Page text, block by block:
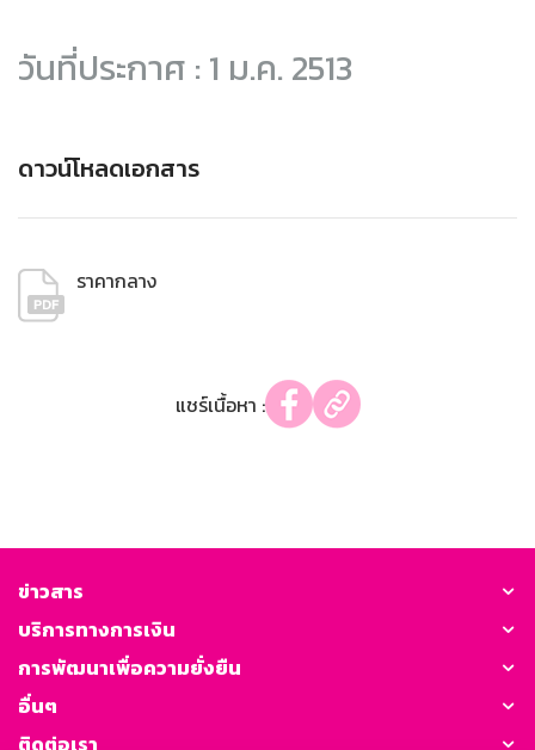
วันที่ประกาศ : 1 ม.ค. 2513
ดาวน์โหลดเอกสาร
ราคากลาง
แชร์เนื้อหา :
ข่าวสาร
บริการทางการเงิน
การพัฒนาเพื่อความยั่งยืน
อื่นๆ